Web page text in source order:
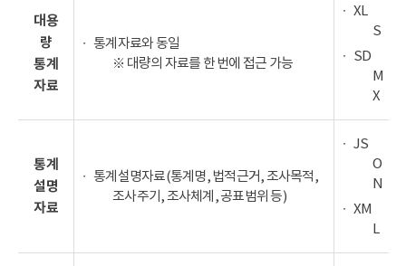
대용
량
통계
자료
통계자료와 동일
※ 대량의 자료를 한 번에 접근 가능
XL
S
SD
M
X
통계
설명
자료
통계설명자료(통계명, 법적근거, 조사목적,
조사주기, 조사체계, 공표범위 등)
JS
O
N
XM
L